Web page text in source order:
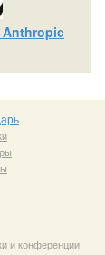
Anthropic
и конференции